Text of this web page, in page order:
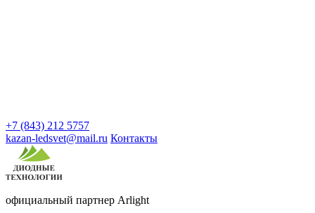
+7 (843) 212 5757
kazan-ledsvet@mail.ru Контакты
официальный партнер Arlight